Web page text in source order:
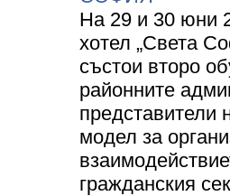
На 29 и 30 юни
хотел „Света
състои второ
районните
представители
модел за
гражданския